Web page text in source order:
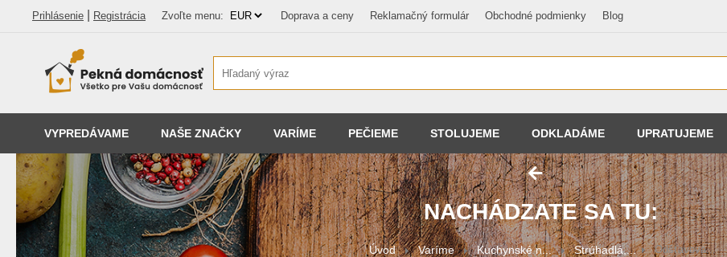
Prihlásenie Registrácia Zvoľte menu: Doprava a ceny Reklamačný formulár Obchodné podmienky Blog
VYPREDÁVAME NAŠE ZNAČKY VARÍME PEČIEME STOLUJEME ODKLADÁME UPRATUJEME
NACHÁDZATE SA TU:
Úvod Varíme Kuchynské n... Strúhadlá,... Odšťavova...